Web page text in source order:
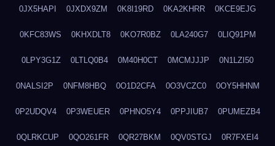
0JX5HAPI 0JXDX9ZM 0K8I19RD 0KA2KHRR 0KCE9EJG
0KFC83WS 0KHXDLT8 0KO7R0BZ 0LA240G7 0LIQ91PM
0LPY3G1Z 0LTLQ0B4 0M40H0CT 0MCMJJJP 0N1LZI50
0NALSI2P 0NFM8HBQ 0O1D2CFA 0O3VCZC0 0OY5HHNM
0P2UDQV4 0P3WEUER 0PHNO5Y4 0PPJIUB7 0PUMEZB4
0QLRKCUP 0QO261FR 0QR27BKM 0QV0STGJ 0R7FXEI4